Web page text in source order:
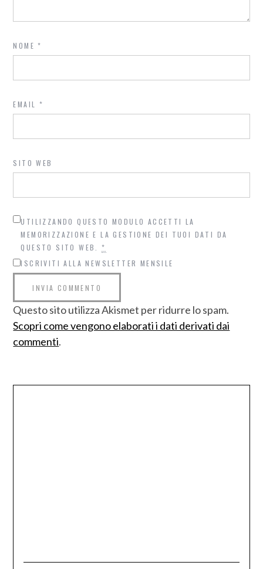
NOME*
EMAIL *
SITO WEB
UTILIZZANDO QUESTO MODULO ACCETTI LA
MEMORIZZAZIONE E LA GESTIONE DEI TUOI DATI DA
QUESTO SITO WEB.*
ISCRIVITI ALLA NEWSLETTER MENSILE
Questo sito utilizza Akismet per ridurre lo spam.
Scopri come vengono elaborati i dati derivati dai
commenti.